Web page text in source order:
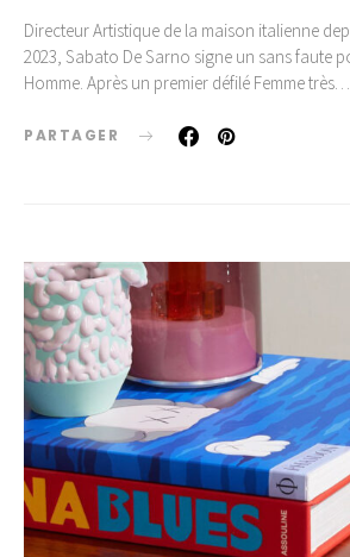
Directeur Artistique de la maison italienne
2023, Sabato De Sarno signe un sans faute
Homme. Après un premier défilé Femme très…
PARTAGER